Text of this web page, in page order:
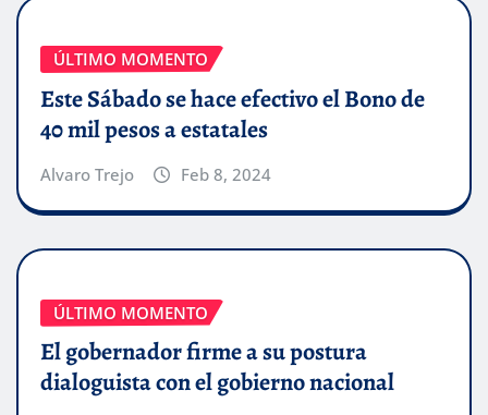
ÚLTIMO MOMENTO
Este Sábado se hace efectivo el Bono de
40 mil pesos a estatales
Alvaro Trejo Feb 8, 2024
ÚLTIMO MOMENTO
El gobernador firme a su postura
dialoguista con el gobierno nacional